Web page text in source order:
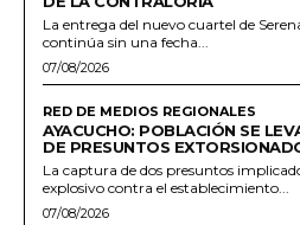
La entrega del nuevo cuartel de
continúa sin una fecha...
07/08/2026
RED DE MEDIOS REGIONALES
AYACUCHO: POBLACIÓN SE
DE PRESUNTOS
La captura de dos presuntos
explosivo contra el establecimiento...
07/08/2026